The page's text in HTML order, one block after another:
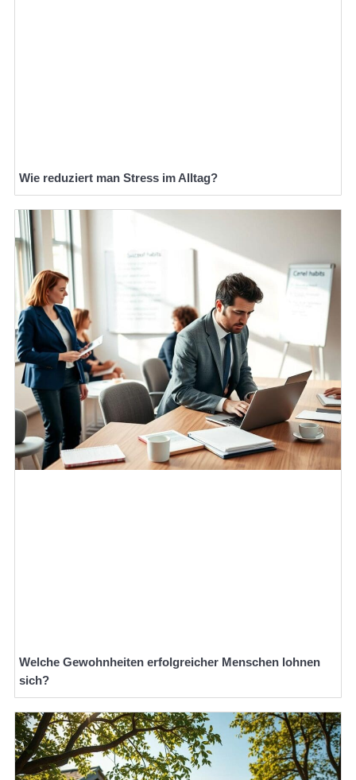
Wie reduziert man Stress im Alltag?
Welche Gewohnheiten erfolgreicher Menschen lohnen
sich?